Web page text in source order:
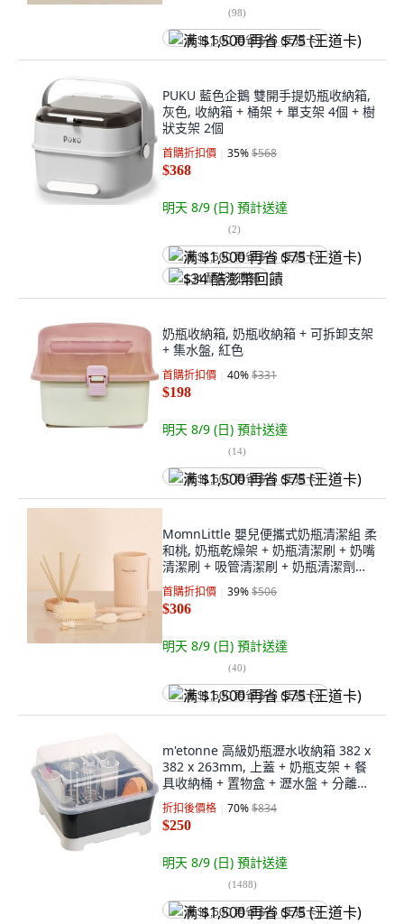
(98)
满 $1,500 再省 $75 (王道卡)
PUKU 藍色企鵝 雙開手提奶瓶收納箱,
灰色, 收納箱 + 桶架 + 單支架 4個 + 樹
狀支架 2個
首購折扣價 35%$568
$368
明天 8/9 (日) 預計送達
(2)
满 $1,500 再省 $75 (王道卡)
$34 酷澎幣回饋
奶瓶收納箱, 奶瓶收納箱 + 可拆卸支架
+ 集水盤, 紅色
首購折扣價 40%$331
$198
明天 8/9 (日) 預計送達
(14)
满 $1,500 再省 $75 (王道卡)
MomnLittle 嬰兒便攜式奶瓶清潔組 柔
和桃, 奶瓶乾燥架 + 奶瓶清潔刷 + 奶嘴
清潔刷 + 吸管清潔刷 + 奶瓶清潔劑容
器
首購折扣價 39%$506
$306
明天 8/9 (日) 預計送達
(40)
满 $1,500 再省 $75 (王道卡)
m'etonne 高級奶瓶瀝水收納箱 382 x
382 x 263mm, 上蓋 + 奶瓶支架 + 餐
具收納桶 + 置物盒 + 瀝水盤 + 分離式
接水托盤, 灰色
折扣後價格 70%$834
$250
明天 8/9 (日) 預計送達
(1488)
满 $1,500 再省 $75 (王道卡)